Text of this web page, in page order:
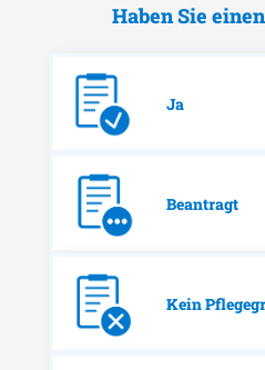
Haben Sie
Ja
Beantragt
Kein